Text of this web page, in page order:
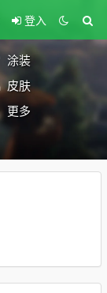
登入
涂装
皮肤
更多